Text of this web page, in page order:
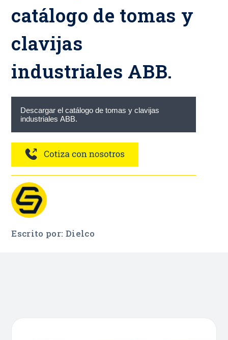
catálogo de tomas y
clavijas
industriales ABB.
Descargar el catálogo de tomas y clavijas
industriales ABB.
Escrito por: Dielco